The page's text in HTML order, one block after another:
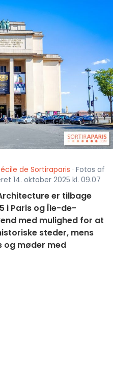
de Sortiraparis · Fotos af
14. oktober 2025 kl. 09.07
er tilbage
i Paris og Île-de-
med mulighed for at
steder, mens
og møder med